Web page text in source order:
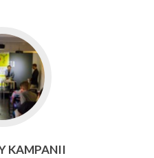
Go
to
Partnerzy
kampanii
KAMPANII